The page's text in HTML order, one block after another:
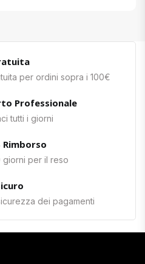
per ordini sopra i 100€
Professionale
tutti i giorni
Rimborso
giorni per il reso
dei pagamenti